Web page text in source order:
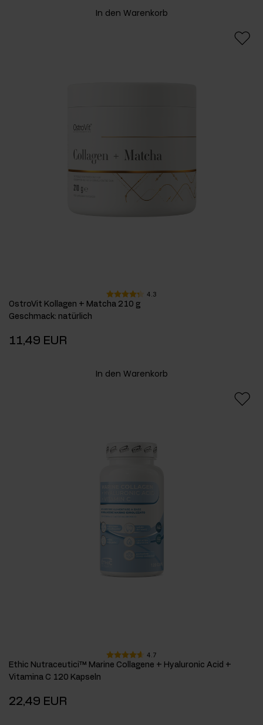
In den Warenkorb
4.3
OstroVit Kollagen + Matcha 210 g
Geschmack: natürlich
11,49 EUR
In den Warenkorb
4.7
Ethic Nutraceutici™ Marine Collagene + Hyaluronic Acid +
Vitamina C 120 Kapseln
22,49 EUR